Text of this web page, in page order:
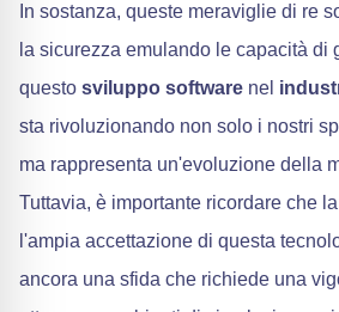
In sostanza, queste meraviglie di re
la sicurezza emulando le capacità di
questo sviluppo software nel
sta rivoluzionando non solo i nostri
ma rappresenta un'evoluzione della
Tuttavia, è importante ricordare che
l'ampia accettazione di questa
ancora una sfida che richiede una